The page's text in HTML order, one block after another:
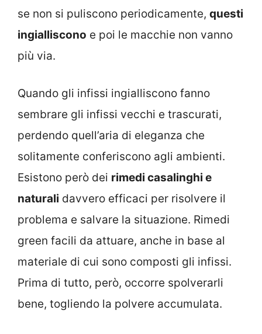
se non si puliscono periodicamente, questi
ingialliscono e poi le macchie non vanno
più via.
Quando gli infissi ingialliscono fanno
sembrare gli infissi vecchi e trascurati,
perdendo quell’aria di eleganza che
solitamente conferiscono agli ambienti.
Esistono però dei rimedi casalinghi e
naturali davvero efficaci per risolvere il
problema e salvare la situazione. Rimedi
green facili da attuare, anche in base al
materiale di cui sono composti gli infissi.
Prima di tutto, però, occorre spolverarli
bene, togliendo la polvere accumulata.